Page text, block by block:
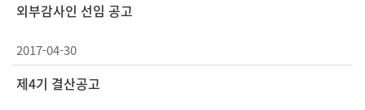
외부감사인 선임 공고
2017-04-30
제4기 결산공고